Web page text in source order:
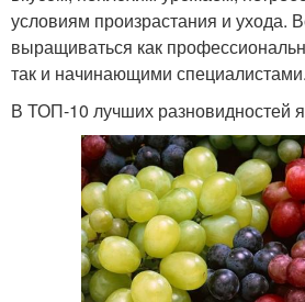
условиям произрастания и ухода.
выращиваться как
так и начинающими специалистами.
В ТОП-10 лучших разновидностей